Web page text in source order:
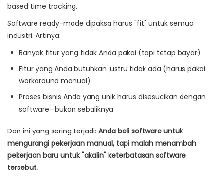
based time tracking.
Software ready-made dipaksa harus "fit" untuk semua
industri. Artinya:
Banyak fitur yang tidak Anda pakai (tapi tetap bayar)
Fitur yang Anda butuhkan justru tidak ada (harus pakai
workaround manual)
Proses bisnis Anda yang unik harus disesuaikan dengan
software—bukan sebaliknya
Dan ini yang sering terjadi: Anda beli software untuk
mengurangi pekerjaan manual, tapi malah menambah
pekerjaan baru untuk "akalin" keterbatasan software
tersebut.